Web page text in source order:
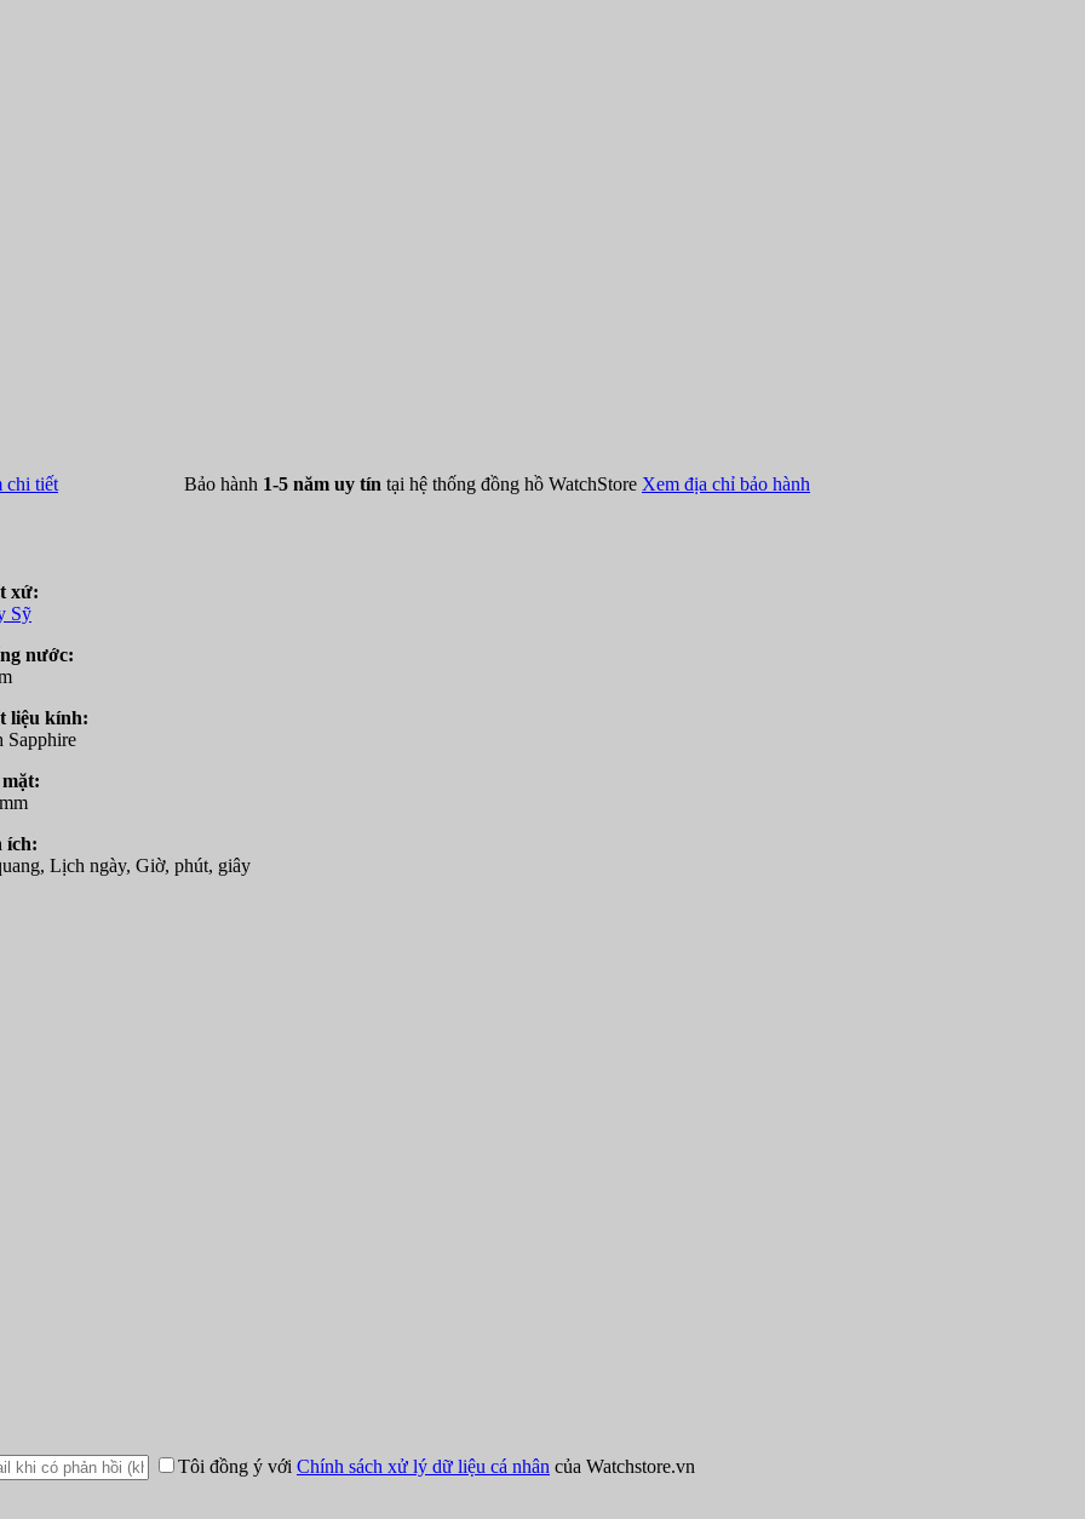
chi tiết Bảo hành 1-5 năm uy tín tại hệ thống đồng hồ WatchStore Xem địa chỉ bảo hành
xứ:
Sỹ
nước:
liệu kính:
Sapphire
mặt:
ích:
Lịch ngày, Giờ, phút, giây
Tôi đồng ý với Chính sách xử lý dữ liệu cá nhân của Watchstore.vn